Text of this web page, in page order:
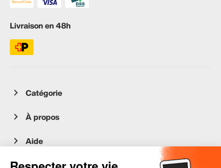
Livraison en 48h
Catégorie
À propos
Aide
Service client